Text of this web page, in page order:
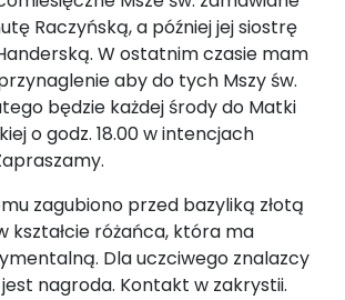
Raczyńską, a później jej siostrę
W ostatnim czasie mam
aby do tych Mszy św.
będzie każdej środy do Matki
o godz. 18.00 w intencjach
zagubiono przed bazyliką złotą
kształcie różańca, która ma
Dla uczciwego znalazcy
nagroda. Kontakt w zakrystii.